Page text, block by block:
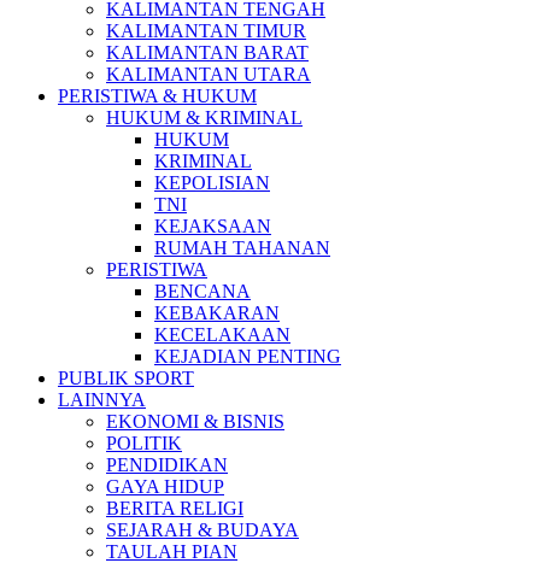
KALIMANTAN TENGAH
KALIMANTAN TIMUR
KALIMANTAN BARAT
KALIMANTAN UTARA
PERISTIWA & HUKUM
HUKUM & KRIMINAL
HUKUM
KRIMINAL
KEPOLISIAN
TNI
KEJAKSAAN
RUMAH TAHANAN
PERISTIWA
BENCANA
KEBAKARAN
KECELAKAAN
KEJADIAN PENTING
PUBLIK SPORT
LAINNYA
EKONOMI & BISNIS
POLITIK
PENDIDIKAN
GAYA HIDUP
BERITA RELIGI
SEJARAH & BUDAYA
TAULAH PIAN